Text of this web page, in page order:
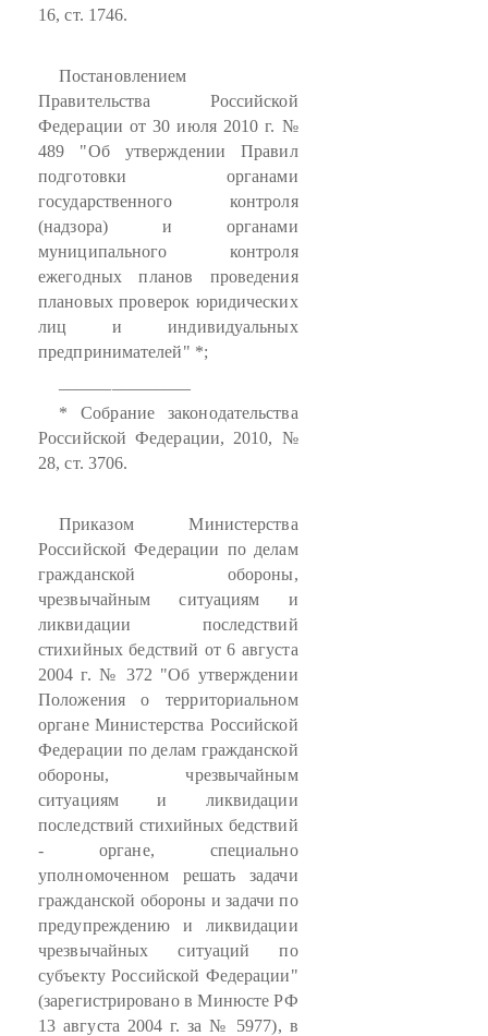
16, ст. 1746.
Постановлением
Правительства Российской
Федерации от 30 июля 2010 г. №
489 "Об утверждении Правил
подготовки органами
государственного контроля
(надзора) и органами
муниципального контроля
ежегодных планов проведения
плановых проверок юридических
лиц и индивидуальных
предпринимателей" *;
* Собрание законодательства
Российской Федерации, 2010, №
28, ст. 3706.
Приказом Министерства
Российской Федерации по делам
гражданской обороны,
чрезвычайным ситуациям и
ликвидации последствий
стихийных бедствий от 6 августа
2004 г. № 372 "Об утверждении
Положения о территориальном
органе Министерства Российской
Федерации по делам гражданской
обороны, чрезвычайным
ситуациям и ликвидации
последствий стихийных бедствий
- органе, специально
уполномоченном решать задачи
гражданской обороны и задачи по
предупреждению и ликвидации
чрезвычайных ситуаций по
субъекту Российской Федерации"
(зарегистрировано в Минюсте РФ
13 августа 2004 г. за № 5977), в